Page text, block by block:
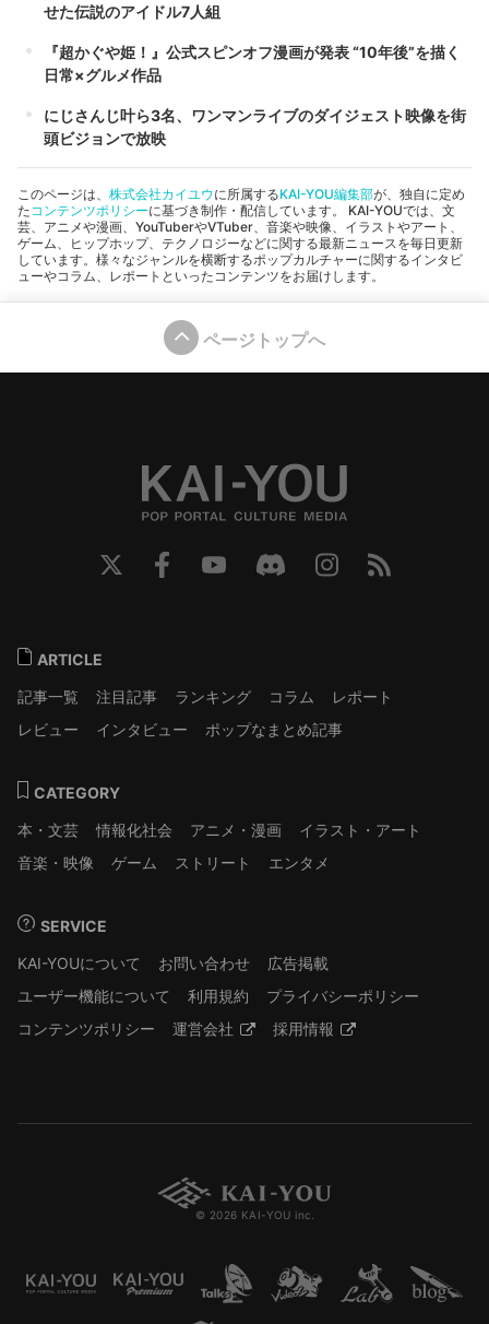
せた伝説のアイドル7人組
『超かぐや姫！』公式スピンオフ漫画が発表 “10年後”を描く
日常×グルメ作品
にじさんじ叶ら3名、ワンマンライブのダイジェスト映像を街
頭ビジョンで放映
このページは、 株式会社カイユウに所属するKAI-YOU編集部が、独自に定め
た コンテンツポリシーに基づき制作・配信しています。 KAI-YOUでは、文
芸、アニメや漫画、YouTuberやVTuber、音楽や映像、イラストやアート、
ゲーム、ヒップホップ、テクノロジーなどに関する最新ニュースを毎日更新
しています。様々なジャンルを横断するポップカルチャーに関するインタビ
ューやコラム、レポートといったコンテンツをお届けします。
ページトップへ
ARTICLE
記事一覧
注目記事 ランキング コラム
レポート
レビュー
インタビュー ポップなまとめ記事
CATEGORY
本・文芸
情報化社会 アニメ・漫画
イラスト・アート
音楽・映像
ゲーム ストリート エンタメ
SERVICE
KAI-YOUについて
お問い合わせ
広告掲載
ユーザー機能について
利用規約
プライバシーポリシー
コンテンツポリシー
運営会社 採用情報
© 2026 KAI-YOU inc.